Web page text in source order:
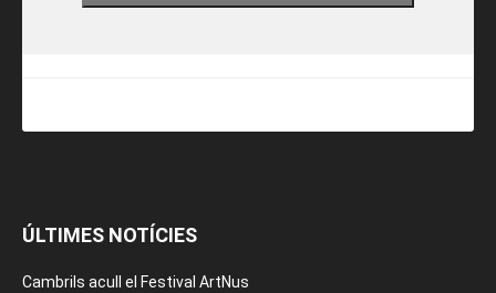
ÚLTIMES NOTÍCIES
Cambrils acull el Festival ArtNus